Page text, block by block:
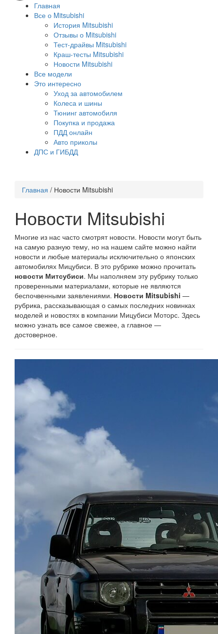
Главная
Все о Mitsubishi
История Mitsubishi
Отзывы о Mitsubishi
Тест-драйвы Mitsubishi
Краш-тесты Mitsubishi
Новости Mitsubishi
Все модели
Это интересно
Уход за автомобилем
Колеса и шины
Тюнинг автомобиля
Покупка и продажа
ПДД онлайн
Авто приколы
ДПС и ГИБДД
Главная / Новости Mitsubishi
Новости Mitsubishi
Многие из нас часто смотрят новости. Новости могут быть
на самую разную тему, но на нашем сайте можно найти
новости и любые материалы исключительно о японских
автомобилях Мицубиси. В это рубрике можно прочитать
новости Митсубиси. Мы наполняем эту рубрику только
проверенными материалами, которые не являются
беспочвенными заявлениями. Новости Mitsubishi —
рубрика, рассказывающая о самых последних новинках
моделей и новостях в компании Мицубиси Моторс. Здесь
можно узнать все самое свежее, а главное —
достоверное.